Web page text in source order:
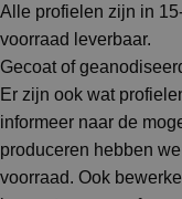
Alle profielen zijn in
voorraad leverbaar.
Gecoat of
Er zijn ook wat
informeer naar de
produceren hebben
voorraad. Ook